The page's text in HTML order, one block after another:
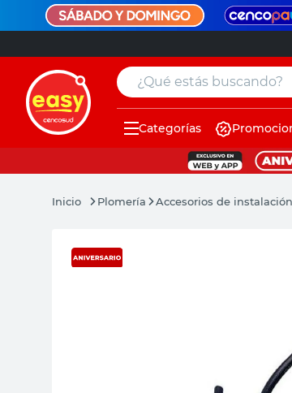
¿Qué estás buscando?
Categorías
Plomería Accesorios de instalación
muebles